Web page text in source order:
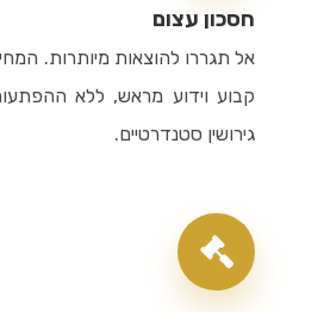
חסכון עצום
אל תגררו להוצאות מיותרות.
קבוע וידוע מראש, ללא
גירושין סטנדרטיים.